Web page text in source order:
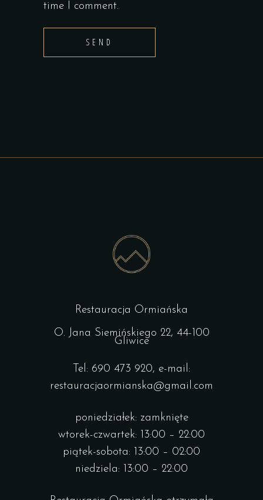
time I comment.
SEND
Restauracja Ormiańska
O. Jana Siemińskiego 22, 44-100
Gliwice
Tel: 690 473 920, e-mail:
restauracjaormianska@gmail.com
poniedziałek: zamknięte
wtorek-czwartek: 13:00 – 22:00
piątek-sobota: 13:00 – 02:00
niedziela: 13:00 – 22:00